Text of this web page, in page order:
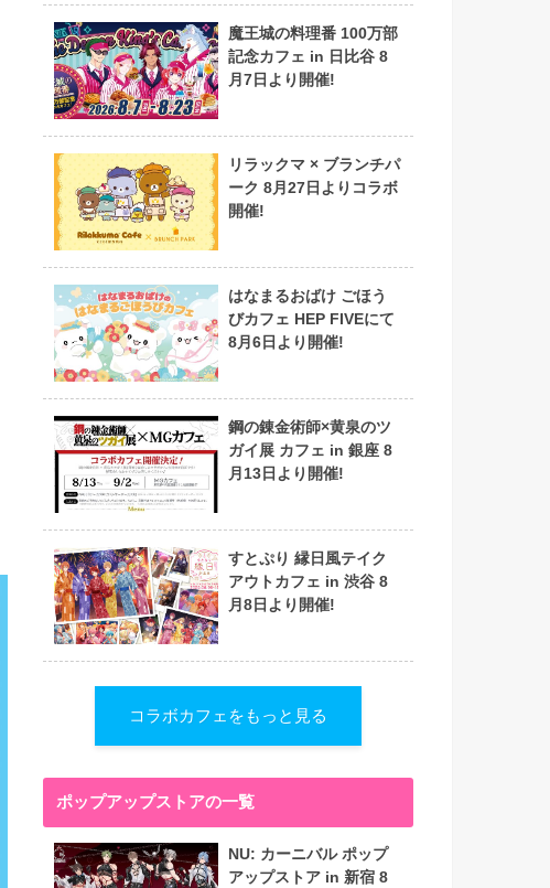
魔王城の料理番 100万部
記念カフェ in 日比谷 8
月7日より開催!
リラックマ × ブランチパ
ーク 8月27日よりコラボ
開催!
はなまるおばけ ごほう
びカフェ HEP FIVEにて
8月6日より開催!
鋼の錬金術師×黄泉のツ
ガイ展 カフェ in 銀座 8
月13日より開催!
すとぷり 縁日風テイク
アウトカフェ in 渋谷 8
月8日より開催!
コラボカフェをもっと見る
ポップアップストアの一覧
NU: カーニバル ポップ
アップストア in 新宿 8